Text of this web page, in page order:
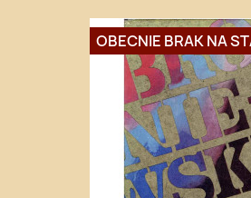
OBECNIE BRAK NA